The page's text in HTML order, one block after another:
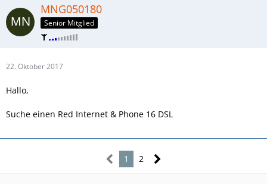
MNG050180
Senior Mitglied
22. Oktober 2017
Hallo,
Suche einen Red Internet & Phone 16 DSL
1 2